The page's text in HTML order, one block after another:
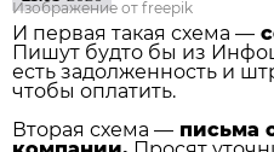
Изображение от freepik
И первая такая схема —
Пишут будто бы из
есть задолженность и
чтобы оплатить.
Вторая схема — письма